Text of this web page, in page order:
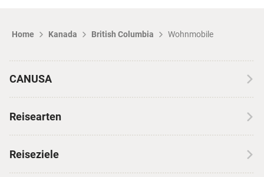
Home Kanada British Columbia Wohnmobile
CANUSA
Erfahrungen mit CANUSA
Reisearten
Reiseziele